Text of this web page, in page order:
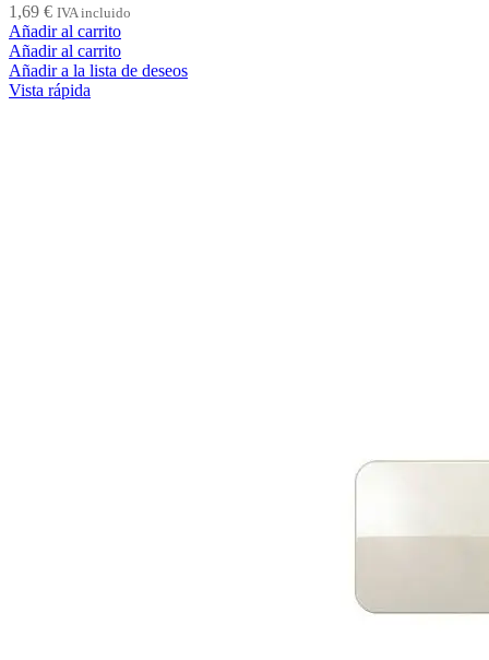
1,69 € IVA incluido
Añadir al carrito
Añadir al carrito
Añadir a la lista de deseos
Vista rápida